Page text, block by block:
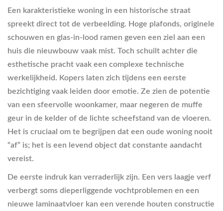
Een karakteristieke woning in een historische straat
spreekt direct tot de verbeelding. Hoge plafonds, originele
schouwen en glas-in-lood ramen geven een ziel aan een
huis die nieuwbouw vaak mist. Toch schuilt achter die
esthetische pracht vaak een complexe technische
werkelijkheid. Kopers laten zich tijdens een eerste
bezichtiging vaak leiden door emotie. Ze zien de potentie
van een sfeervolle woonkamer, maar negeren de muffe
geur in de kelder of de lichte scheefstand van de vloeren.
Het is cruciaal om te begrijpen dat een oude woning nooit
“af” is; het is een levend object dat constante aandacht
vereist.
De eerste indruk kan verraderlijk zijn. Een vers laagje verf
verbergt soms dieperliggende vochtproblemen en een
nieuwe laminaatvloer kan een verende houten constructie